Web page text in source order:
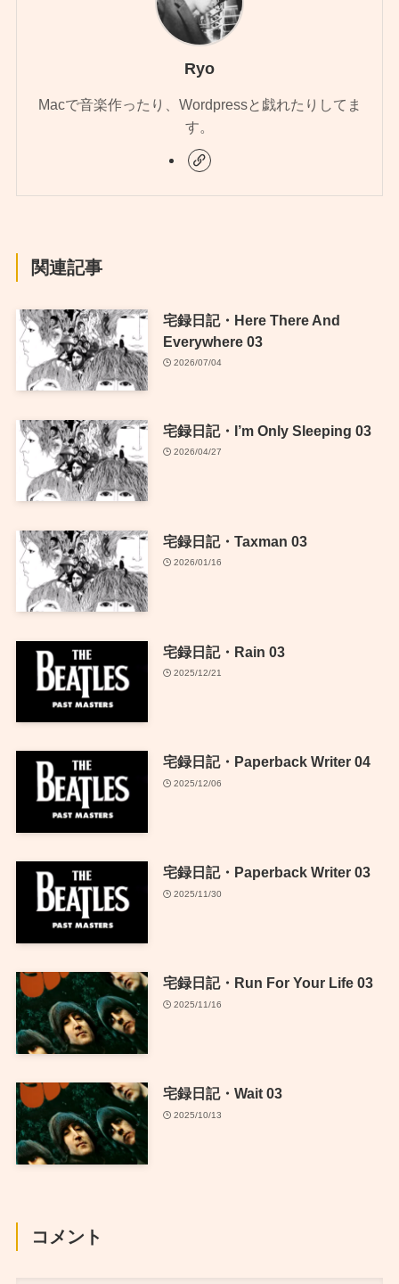
Ryo
Macで音楽作ったり、Wordpressと戯れたりしてま
す。
関連記事
宅録日記・Here There And
Everywhere 03
2026/07/04
宅録日記・I’m Only Sleeping 03
2026/04/27
宅録日記・Taxman 03
2026/01/16
宅録日記・Rain 03
2025/12/21
宅録日記・Paperback Writer 04
2025/12/06
宅録日記・Paperback Writer 03
2025/11/30
宅録日記・Run For Your Life 03
2025/11/16
宅録日記・Wait 03
2025/10/13
コメント